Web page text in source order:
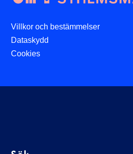
Villkor och bestämmelser
Dataskydd
Cookies